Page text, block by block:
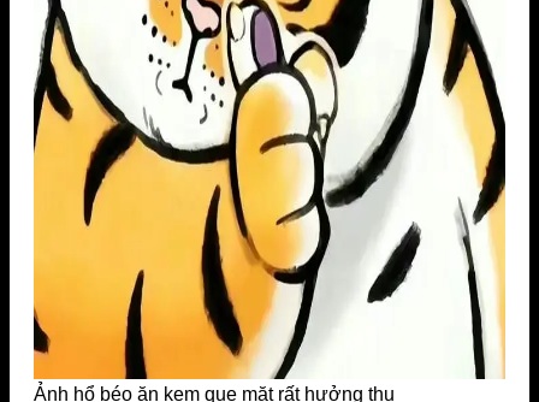
Ảnh hổ béo ăn kem que mặt rất hưởng thụ